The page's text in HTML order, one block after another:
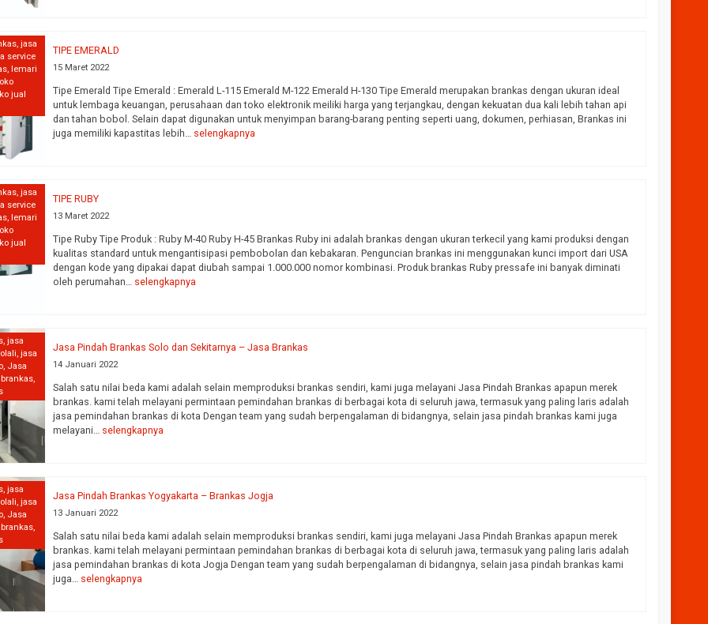
,jasa
service
, lemari
jual
TIPE EMERALD
15 Maret 2022
Tipe Emerald Tipe Emerald : Emerald L-115 Emerald M-122 Emerald H-130 Tipe Emerald merupakan brankas dengan ukuran ideal
untuk lembaga keuangan, perusahaan dan toko elektronik meiliki harga yang terjangkau, dengan kekuatan dua kali lebih tahan api
dan tahan bobol. Selain dapat digunakan untuk menyimpan barang-barang penting seperti uang, dokumen, perhiasan, Brankas ini
juga memiliki kapastitas lebih… selengkapnya
,jasa
service
, lemari
jual
TIPE RUBY
13 Maret 2022
Tipe Ruby Tipe Produk : Ruby M-40 Ruby H-45 Brankas Ruby ini adalah brankas dengan ukuran terkecil yang kami produksi dengan
kualitas standard untuk mengantisipasi pembobolan dan kebakaran. Penguncian brankas ini menggunakan kunci import dari USA
dengan kode yang dipakai dapat diubah sampai 1.000.000 nomor kombinasi. Produk brankas Ruby pressafe ini banyak diminati
oleh perumahan… selengkapnya
,jasa
,jasa
, Jasa
,
Jasa Pindah Brankas Solo dan Sekitarnya – Jasa Brankas
14 Januari 2022
Salah satu nilai beda kami adalah selain memproduksi brankas sendiri, kami juga melayani Jasa Pindah Brankas apapun merek
brankas. kami telah melayani permintaan pemindahan brankas di berbagai kota di seluruh jawa, termasuk yang paling laris adalah
jasa pemindahan brankas di kota Dengan team yang sudah berpengalaman di bidangnya, selain jasa pindah brankas kami juga
melayani… selengkapnya
,jasa
,jasa
, Jasa
,
Jasa Pindah Brankas Yogyakarta – Brankas Jogja
13 Januari 2022
Salah satu nilai beda kami adalah selain memproduksi brankas sendiri, kami juga melayani Jasa Pindah Brankas apapun merek
brankas. kami telah melayani permintaan pemindahan brankas di berbagai kota di seluruh jawa, termasuk yang paling laris adalah
jasa pemindahan brankas di kota Jogja Dengan team yang sudah berpengalaman di bidangnya, selain jasa pindah brankas kami
juga… selengkapnya